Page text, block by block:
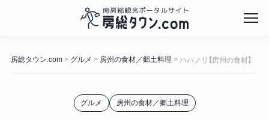
ン
テ
房総タウン.com> グルメ > 房州の食材／郷土料理 > ハバノリ【房州の食材】
グルメ 房州の食材／郷土料理